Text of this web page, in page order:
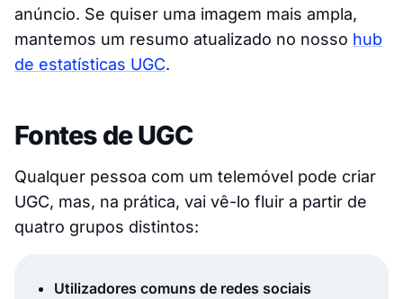
anúncio. Se quiser uma imagem mais ampla,
mantemos um resumo atualizado no nosso hub
de estatísticas UGC.
Fontes de UGC
Qualquer pessoa com um telemóvel pode criar
UGC, mas, na prática, vai vê-lo fluir a partir de
quatro grupos distintos:
Utilizadores comuns de redes sociais